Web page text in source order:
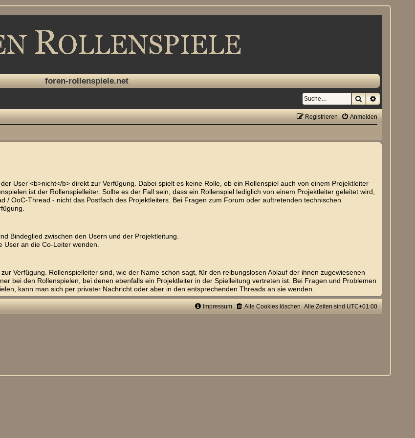
foren-rollenspiele.net
SucheErweiterte
Anmelden
Registrieren
User <b>nicht</b> direkt zur Verfügung. Dabei spielt es keine Rolle, ob ein Rollenspiel auch von einem Projektleiter
ist der Rollenspielleiter. Sollte es der Fall sein, dass ein Rollenspiel lediglich von einem Projektleiter geleitet wird,
/ OoC-Thread - nicht das Postfach des Projektleiters. Bei Fragen zum Forum oder auftretenden technischen
Bindeglied zwischen den Usern und der Projektleitung.
User an die Co-Leiter wenden.
Verfügung. Rollenspielleiter sind, wie der Name schon sagt, für den reibungslosen Ablauf der ihnen zugewiesenen
bei den Rollenspielen, bei denen ebenfalls ein Projektleiter in der Spielleitung vertreten ist. Bei Fragen und Problemen
kann man sich per privater Nachricht oder aber in den entsprechenden Threads an sie wenden.
Alle Zeiten sind UTC+01:00
Alle Cookies löschen
Impressum